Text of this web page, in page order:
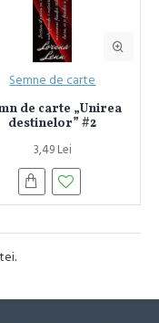
Semne de carte
de carte „Unirea
destinelor” #2
3,49 Lei